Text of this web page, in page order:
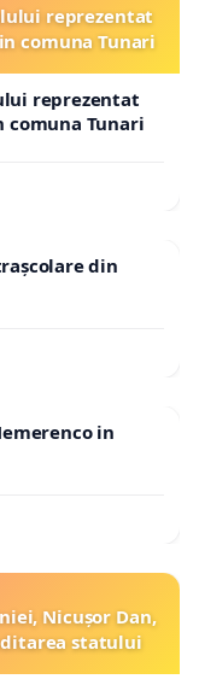
reprezentat
comuna Tunari
reprezentat
comuna Tunari
din
in
Nicușor Dan,
statului